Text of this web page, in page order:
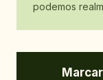
podemos